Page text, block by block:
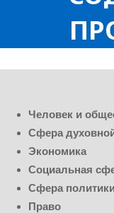
Человек и
Сфера
Экономика
Социальная
Сфера
Право